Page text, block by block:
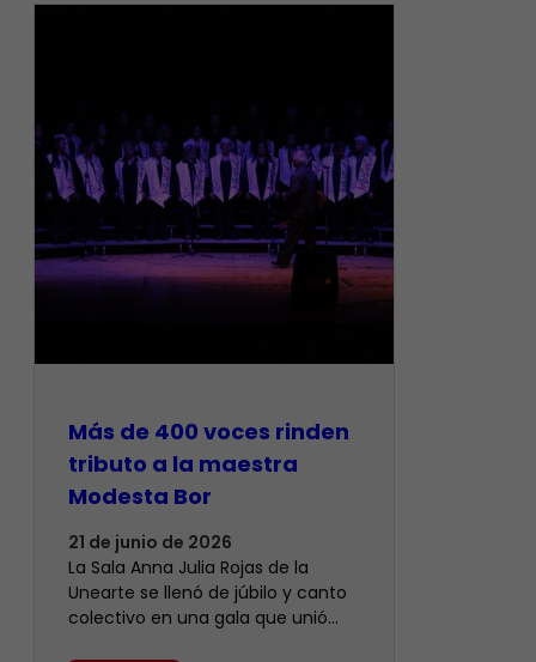
Más de 400 voces rinden
tributo a la maestra
Modesta Bor
21 de junio de 2026
​La Sala Anna Julia Rojas de la
Unearte se llenó de júbilo y canto
colectivo en una gala que unió…